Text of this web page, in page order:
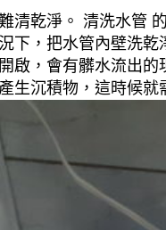
清乾淨。 清洗水管
下，把水管內壁洗乾
啟，會有髒水流出
生沉積物，這時候就